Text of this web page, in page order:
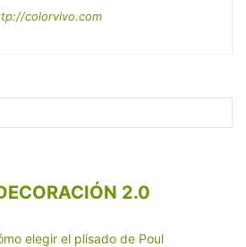
colorvivo.com
2.0
elegir el plisado de Poul